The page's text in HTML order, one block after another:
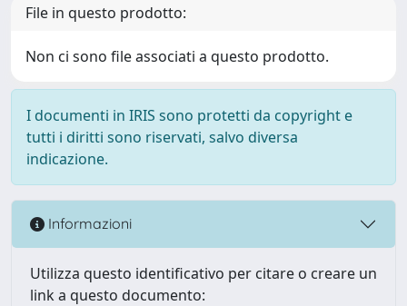
File in questo prodotto:
Non ci sono file associati a questo prodotto.
I documenti in IRIS sono protetti da copyright e
tutti i diritti sono riservati, salvo diversa
indicazione.
Informazioni
Utilizza questo identificativo per citare o creare un
link a questo documento: